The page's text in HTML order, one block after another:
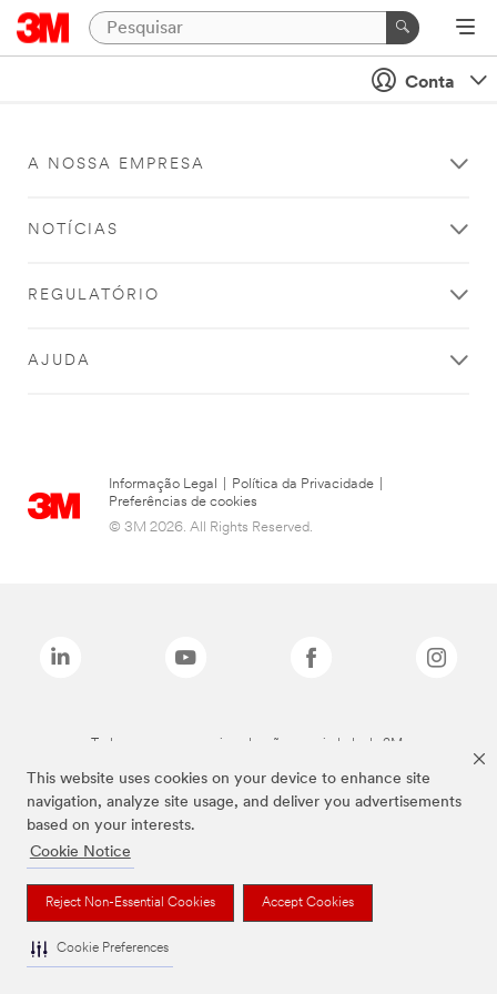
This website uses cookies on your device to enhance site
navigation, analyze site usage, and deliver you advertisements
based on your interests.
Cookie Notice
Reject Non-Essential Cookies Accept Cookies
Cookie Preferences
Conta
A NOSSA EMPRESA
NOTÍCIAS
REGULATÓRIO
AJUDA
Informação Legal Política da Privacidade
Preferências de cookies
© 3M 2026. All Rights Reserved.
Todas as marcas mencionadas são propriedade da 3M.